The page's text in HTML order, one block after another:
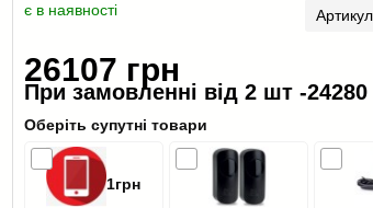
є в наявності
26107 грн
При замовленні від 2 шт -24280
Оберіть супутні товари
1грн